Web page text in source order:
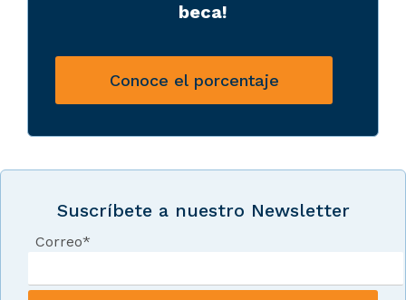
beca!
Conoce el porcentaje
Suscríbete a nuestro Newsletter
Correo*